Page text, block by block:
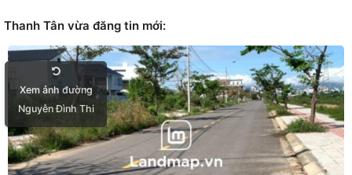
Thanh Tân vừa đăng tin mới:
Xem ảnh đường
Nguyễn Đình Thi